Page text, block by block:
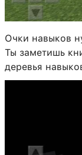
Очки навыков
Ты заметишь
деревья